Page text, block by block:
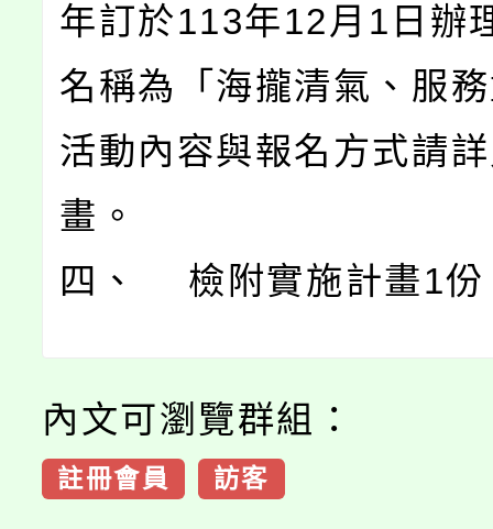
年訂於113年12月1日辦
名稱為「海攏清氣、服
活動內容與報名方式請
畫。
四、 檢附實施計畫1份
內文可瀏覽群組：
註冊會員 訪客